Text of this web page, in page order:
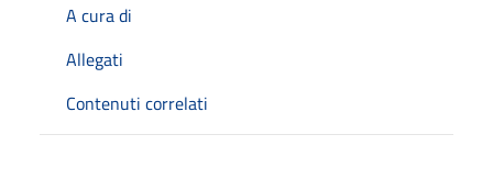
A cura di
Allegati
Contenuti correlati